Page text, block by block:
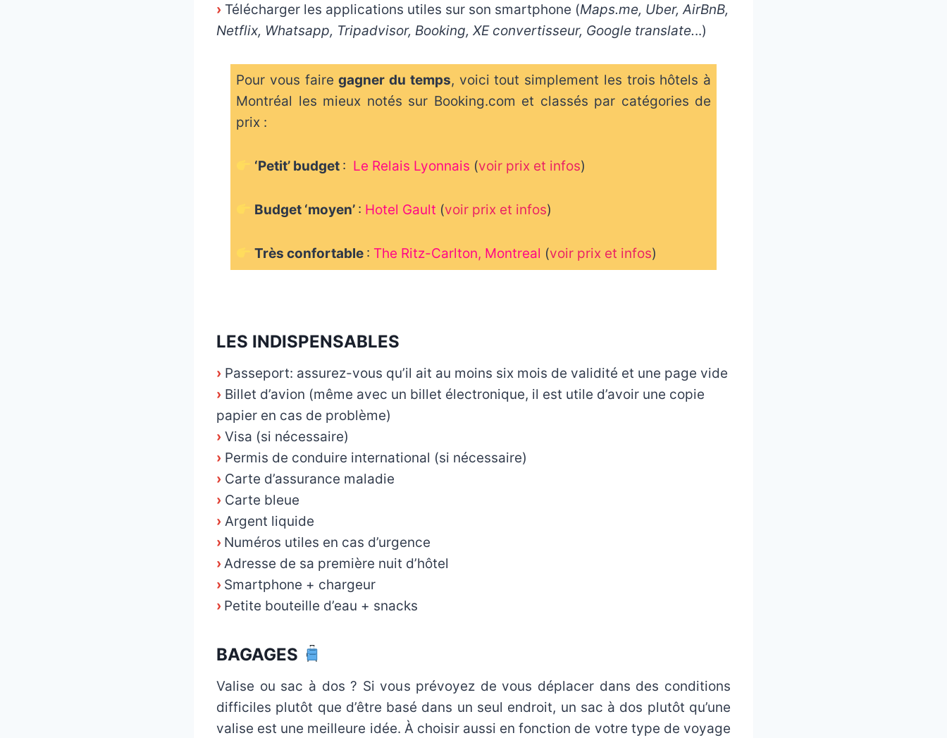
› Télécharger les applications utiles sur son smartphone (Maps.me, Uber, AirBnB,
Netflix, Whatsapp, Tripadvisor, Booking, XE convertisseur, Google translate...)
Pour vous fairegagner du temps, voici tout simplement les trois hôtels à
Montréal les mieux notés sur Booking.com et classés par catégories de
prix :
‘Petit’ budget : Le Relais Lyonnais (voir prix et infos)
Budget ‘moyen’ : Hotel Gault (voir prix et infos)
Très confortable : The Ritz-Carlton, Montreal (voir prix et infos)
LES INDISPENSABLES
› Passeport: assurez-vous qu’il ait au moins six mois de validité et une page vide
› Billet d’avion (même avec un billet électronique, il est utile d’avoir une copie
papier en cas de problème)
› Visa (si nécessaire)
› Permis de conduire international (si nécessaire)
› Carte d’assurance maladie
› Carte bleue
› Argent liquide
› Numéros utiles en cas d’urgence
›Adresse de sa première nuit d’hôtel
› Smartphone + chargeur
› Petite bouteille d’eau + snacks
BAGAGES
Valise ou sac à dos ? Si vous prévoyez de vous déplacer dans des conditions
difficiles plutôt que d’être basé dans un seul endroit, un sac à dos plutôt qu’une
valise est une meilleure idée. À choisir aussi en fonction de votre type de voyage